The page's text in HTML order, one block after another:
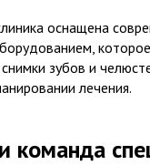
оснащена
зубов и
лечения.
команда